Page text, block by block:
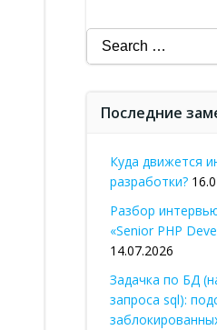
Search
for:
Последние
Куда движется
разработки?
Разбор
«Senior PHP
14.07.2026
Задачка по БД
запроса sql):